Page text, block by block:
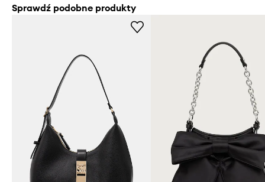
Sprawdź podobne produkty